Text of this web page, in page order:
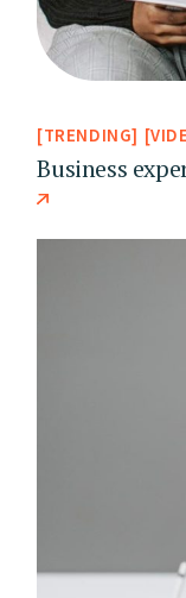
TRENDING
Business